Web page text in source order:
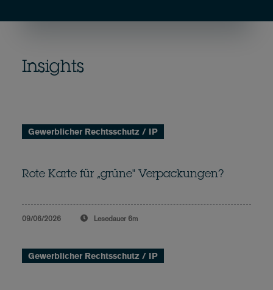
Insights
Gewerblicher Rechtsschutz / IP
Rote Karte für „grüne" Verpackungen?
09/06/2026 Lesedauer 6m
Gewerblicher Rechtsschutz / IP